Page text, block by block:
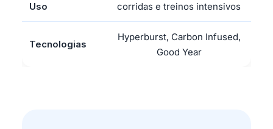
Uso corridas e treinos intensivos
Tecnologias
Hyperburst, Carbon Infused,
Good Year